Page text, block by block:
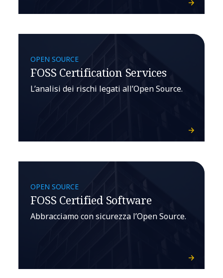
OPEN SOURCE
FOSS Certification Services
L’analisi dei rischi legati all’Open Source.
OPEN SOURCE
FOSS Certified Software
Abbracciamo con sicurezza l’Open Source.